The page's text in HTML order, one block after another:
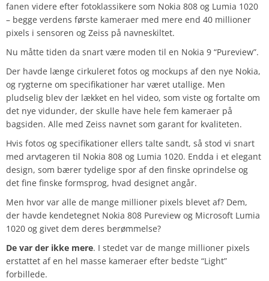
fanen videre efter fotoklassikere som Nokia 808 og Lumia 1020
– begge verdens første kameraer med mere end 40 millioner
pixels i sensoren og Zeiss på navneskiltet.
Nu måtte tiden da snart være moden til en Nokia 9 “Pureview”.
Der havde længe cirkuleret fotos og mockups af den nye Nokia,
og rygterne om specifikationer har været utallige. Men
pludselig blev der lækket en hel video, som viste og fortalte om
det nye vidunder, der skulle have hele fem kameraer på
bagsiden. Alle med Zeiss navnet som garant for kvaliteten.
Hvis fotos og specifikationer ellers talte sandt, så stod vi snart
med arvtageren til Nokia 808 og Lumia 1020. Endda i et elegant
design, som bærer tydelige spor af den finske oprindelse og
det fine finske formsprog, hvad designet angår.
Men hvor var alle de mange millioner pixels blevet af? Dem,
der havde kendetegnet Nokia 808 Pureview og Microsoft Lumia
1020 og givet dem deres berømmelse?
De var der ikke mere. I stedet var de mange millioner pixels
erstattet af en hel masse kameraer efter bedste “Light”
forbillede.